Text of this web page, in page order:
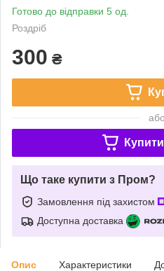
Готово до відправки 5 од.
Роздріб
300 ₴
або
Що таке купити з Пром?
Замовлення під захистом
Доступна доставка
Опис Характеристики